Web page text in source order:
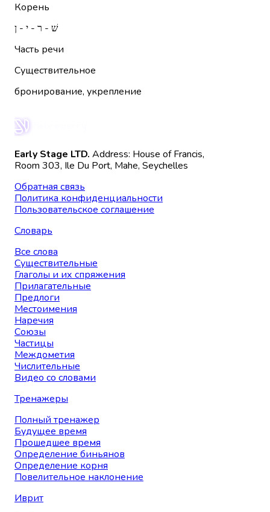
Корень
שׁ - ר - י - ן
Часть речи
Существительное
бронирование, укрепление
Early Stage LTD. Address: House of Francis,
Room 303, Ile Du Port, Mahe, Seychelles
Обратная связь
Политика конфиденциальности
Пользовательское соглашение
Словарь
Все слова
Существительные
Глаголы и их спряжения
Прилагательные
Предлоги
Местоимения
Наречия
Союзы
Частицы
Междометия
Числительные
Видео со словами
Тренажеры
Полный тренажер
Будущее время
Прошедшее время
Определение биньянов
Определение корня
Повелительное наклонение
Иврит